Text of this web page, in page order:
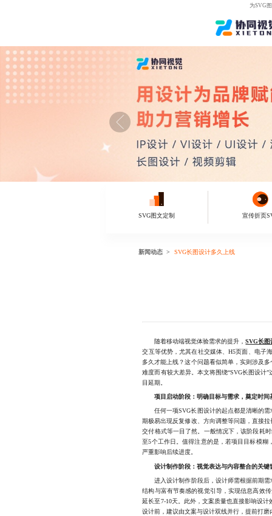
为SVG
SVG图文定制 宣传折页
新闻动态 SVG长图设计多久上线
随着移动端视觉体验需求的提升，SVG长图
交互等优势，尤其在社交媒体、H5页面、电子
多久才能上线？这个问题看似简单，实则涉及
难度而有较大差异。本文将围绕“SVG长图设计
目延期。
项目启动阶段：明确目标与需求，奠定时间
任何一项SVG长图设计的起点都是清晰的需
期极易出现反复修改、方向调整等问题，直接
交付格式等一目了然。一般情况下，该阶段耗
至5个工作日。值得注意的是，若项目目标模
严重影响后续进度。
设计制作阶段：视觉表达与内容整合的关键
进入设计制作阶段后，设计师需根据前期需
结构与富有节奏感的视觉引导，实现信息高效
延长至7-10天。此外，文案质量也直接影响设
设计前，建议由文案与设计双线并行，提前打